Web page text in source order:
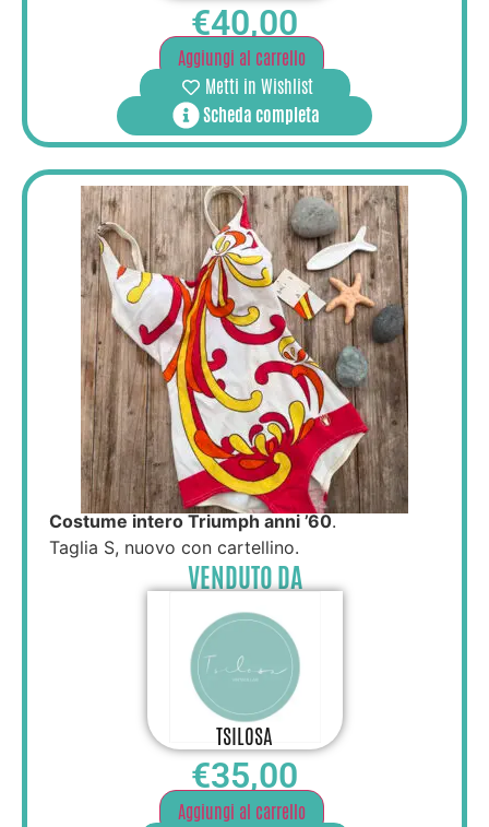
€40,00
Aggiungi al carrello
Metti in Wishlist
Scheda completa
Costume intero Triumph anni ’60.
Taglia S, nuovo con cartellino.
VENDUTO DA
TSILOSA
€35,00
Aggiungi al carrello